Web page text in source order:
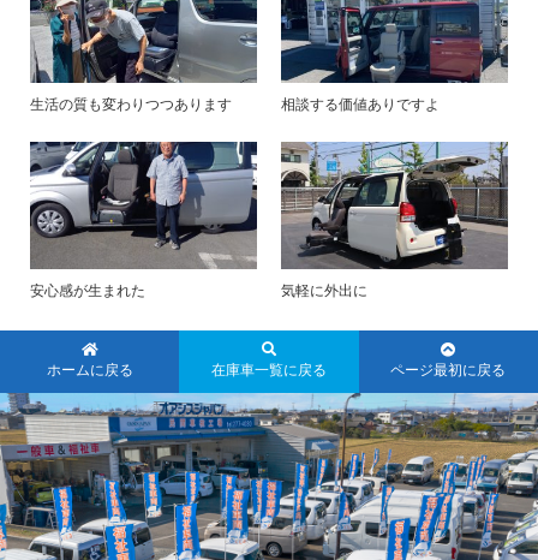
生活の質も変わりつつあります 相談する価値ありですよ
安心感が生まれた 気軽に外出に
ホームに戻る 在庫車一覧に戻る ページ最初に戻る